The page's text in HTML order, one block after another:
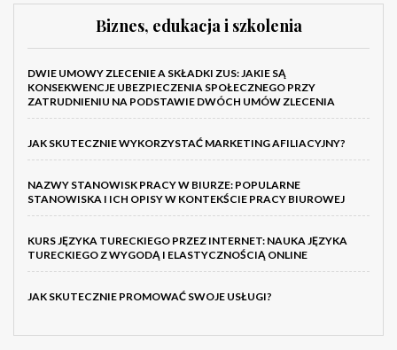
Biznes, edukacja i szkolenia
DWIE UMOWY ZLECENIE A SKŁADKI ZUS: JAKIE SĄ
KONSEKWENCJE UBEZPIECZENIA SPOŁECZNEGO PRZY
ZATRUDNIENIU NA PODSTAWIE DWÓCH UMÓW ZLECENIA
JAK SKUTECZNIE WYKORZYSTAĆ MARKETING AFILIACYJNY?
NAZWY STANOWISK PRACY W BIURZE: POPULARNE
STANOWISKA I ICH OPISY W KONTEKŚCIE PRACY BIUROWEJ
KURS JĘZYKA TURECKIEGO PRZEZ INTERNET: NAUKA JĘZYKA
TURECKIEGO Z WYGODĄ I ELASTYCZNOŚCIĄ ONLINE
JAK SKUTECZNIE PROMOWAĆ SWOJE USŁUGI?